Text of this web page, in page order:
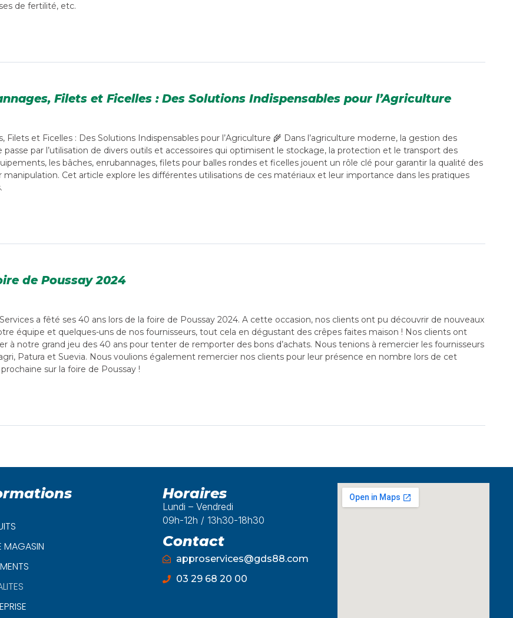
de fertilité, etc.
Filets et Ficelles : Des Solutions Indispensables pour l’Agriculture
Filets et Ficelles : Des Solutions Indispensables pour l’Agriculture 🌾 Dans l’agriculture moderne, la gestion des
par l’utilisation de divers outils et accessoires qui optimisent le stockage, la protection et le transport des
les bâches, enrubannages, filets pour balles rondes et ficelles jouent un rôle clé pour garantir la qualité des
Cet article explore les différentes utilisations de ces matériaux et leur importance dans les pratiques
de Poussay 2024
a fêté ses 40 ans lors de la foire de Poussay 2024. A cette occasion, nos clients ont pu découvrir de nouveaux
équipe et quelques-uns de nos fournisseurs, tout cela en dégustant des crêpes faites maison ! Nos clients ont
à notre grand jeu des 40 ans pour tenter de remporter des bons d’achats. Nous tenions à remercier les fournisseurs
Patura et Suevia. Nous voulions également remercier nos clients pour leur présence en nombre lors de cet
sur la foire de Poussay !
MAGASIN
Horaires
Lundi – Vendredi
09h-12h / 13h30-18h30
Contact
approservices@gds88.com
03 29 68 20 00